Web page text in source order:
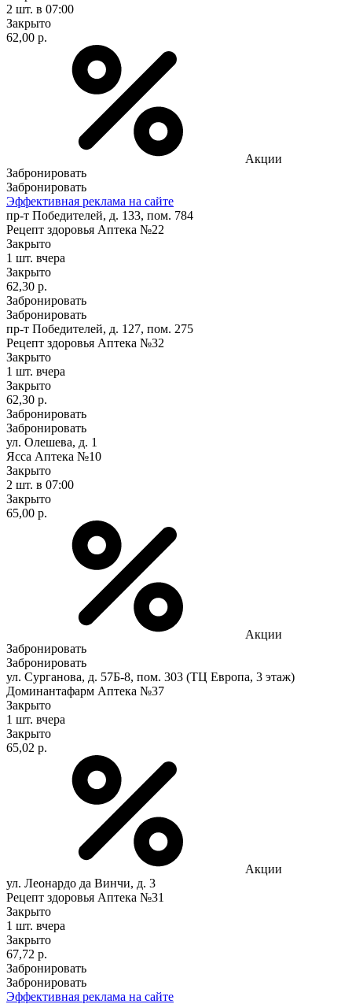
2 шт. в 07:00
Закрыто
62,00 р.
Акции
Забронировать
Забронировать
Эффективная реклама на сайте
пр-т Победителей, д. 133, пом. 784
Рецепт здоровья Аптека №22
Закрыто
1 шт. вчера
Закрыто
62,30 р.
Забронировать
Забронировать
пр-т Победителей, д. 127, пом. 275
Рецепт здоровья Аптека №32
Закрыто
1 шт. вчера
Закрыто
62,30 р.
Забронировать
Забронировать
ул. Олешева, д. 1
Ясса Аптека №10
Закрыто
2 шт. в 07:00
Закрыто
65,00 р.
Акции
Забронировать
Забронировать
ул. Сурганова, д. 57Б-8, пом. 303 (ТЦ Европа, 3 этаж)
Доминантафарм Аптека №37
Закрыто
1 шт. вчера
Закрыто
65,02 р.
Акции
ул. Леонардо да Винчи, д. 3
Рецепт здоровья Аптека №31
Закрыто
1 шт. вчера
Закрыто
67,72 р.
Забронировать
Забронировать
Эффективная реклама на сайте